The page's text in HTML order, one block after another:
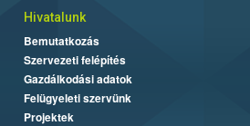
Hivatalunk
Bemutatkozás
Szervezeti felépítés
Gazdálkodási adatok
Felügyeleti szervünk
Projektek